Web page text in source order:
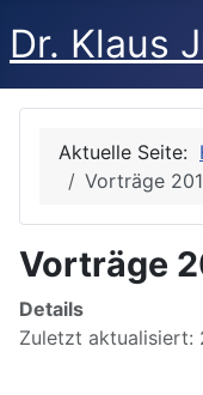
Dr. Klaus
Aktuelle Seite:
Vorträge
Vorträge
Details
Zuletzt aktualisiert: